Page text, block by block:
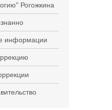
Рогожкина
информации